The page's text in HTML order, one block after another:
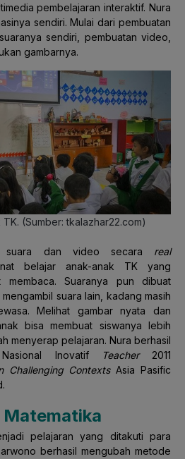
pembelajaran interaktif. Nura
sendiri. Mulai dari pembuatan
sendiri, pembuatan video,
gambarnya.
(Sumber: tkalazhar22.com)
suara dan video secara real
belajar anak-anak TK yang
membaca. Suaranya pun dibuat
suara lain, kadang masih
Melihat gambar nyata dan
bisa membuat siswanya lebih
menyerap pelajaran. Nura berhasil
Inovatif
Teacher 2011
Challenging ContextsAsia Pasific
pelajaran yang ditakuti para
berhasil mengubah metode